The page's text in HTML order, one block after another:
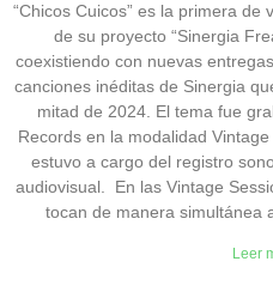
“Chicos Cuicos” es la primera
de su proyecto “Sinergia
coexistiendo con nuevas
canciones inéditas de Sinergia
mitad de 2024. El tema fue
Records en la modalidad
estuvo a cargo del registro
audiovisual. En las Vintage
tocan de manera simultánea
Leer